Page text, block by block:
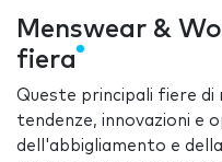
Menswear &
fiera
Queste principali fiere di
tendenze, innovazioni e
dell'abbigliamento e